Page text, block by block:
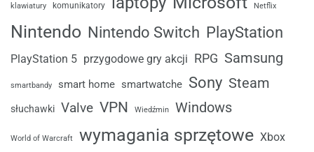
klawiatury komunikatory Netflix
Nintendo Nintendo Switch PlayStation
PlayStation 5 przygodowe gry akcji RPG Samsung
smartbandy smart home smartwatche Sony Steam
słuchawki Valve VPN Wiedźmin Windows
World of Warcraft wymagania sprzętowe Xbox